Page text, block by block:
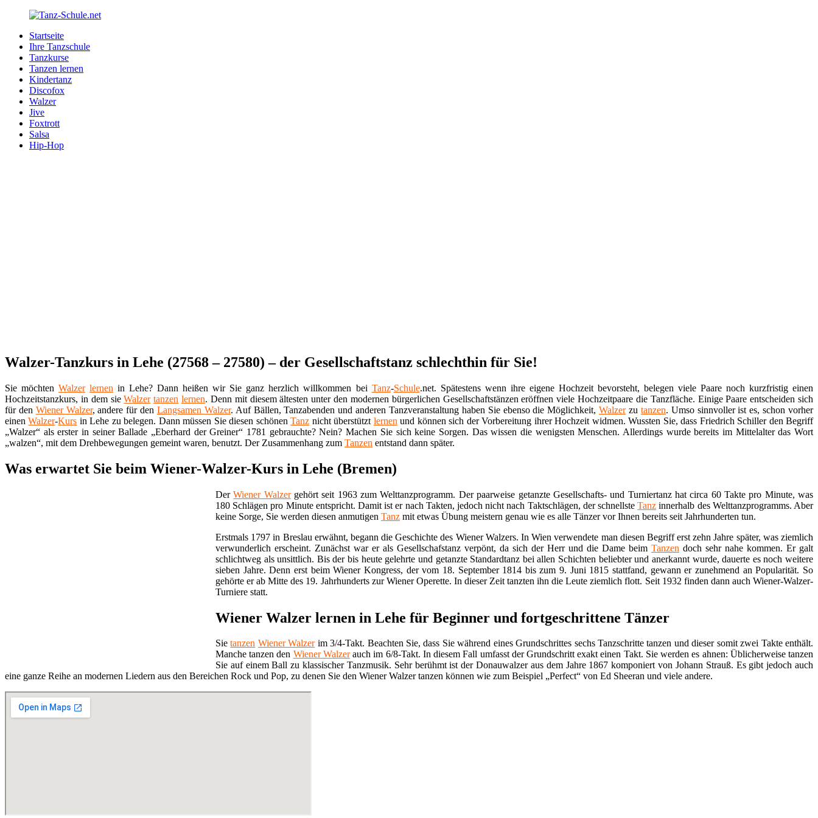
Zurück
Inhalt
Tanz-
Schule.net
Ihre
Tanzschule
Internet
Startseite
Ihre Tanzschule
Tanzkurse
Tanzen lernen
Kindertanz
Discofox
Walzer
Jive
Foxtrott
Salsa
Hip-Hop
Walzer-Tanzkurs in Lehe (27568 – 27580) – der Gesellschaftstanz schlechthin für Sie!
Sie möchtenWalzer lernen in Lehe? Dann heißen wir Sie ganz herzlich willkommen bei Tanz-Schule.net. Spätestens wenn ihre eigene Hochzeit bevorsteht, belegen viele Paare noch kurzfristig einen
Hochzeitstanzkurs, in dem sieWalzer tanzen lernen. Denn mit diesem ältesten unter den modernen bürgerlichen Gesellschaftstänzen eröffnen viele Hochzeitpaare die Tanzfläche. Einige Paare entscheiden sich
für den Wiener Walzer, andere für denLangsamen Walzer. Auf Bällen, Tanzabenden und anderen Tanzveranstaltung haben Sie ebenso die Möglichkeit,Walzerzu tanzen. Umso sinnvoller ist es, schon vorher
einenWalzer-Kurs in Lehe zu belegen. Dann müssen Sie diesen schönenTanz nicht überstützt lernen und können sich der Vorbereitung ihrer Hochzeit widmen. Wussten Sie, dass Friedrich Schiller den Begriff
„Walzer“ als erster in seiner Ballade „Eberhard der Greiner“ 1781 gebrauchte? Nein? Machen Sie sich keine Sorgen. Das wissen die wenigsten Menschen. Allerdings wurde bereits im Mittelalter das Wort
„walzen“, mit dem Drehbewegungen gemeint waren, benutzt. Der Zusammenhang zum Tanzen entstand dann später.
Was erwartet Sie beim Wiener-Walzer-Kurs in Lehe (Bremen)
DerWiener Walzergehört seit 1963 zum Welttanzprogramm. Der paarweise getanzte Gesellschafts- und Turniertanz hat circa 60 Takte pro Minute, was
180 Schlägen pro Minute entspricht. Damit ist er nach Takten, jedoch nicht nach Taktschlägen, der schnellsteTanz innerhalb des Welttanzprogramms. Aber
keine Sorge, Sie werden diesen anmutigen Tanz mit etwas Übung meistern genau wie es alle Tänzer vor Ihnen bereits seit Jahrhunderten tun.
Erstmals 1797 in Breslau erwähnt, begann die Geschichte des Wiener Walzers. In Wien verwendete man diesen Begriff erst zehn Jahre später, was ziemlich
verwunderlich erscheint. Zunächst war er als Gesellschafstanz verpönt, da sich der Herr und die Dame beim Tanzen doch sehr nahe kommen. Er galt
schlichtweg als unsittlich. Bis der bis heute gelehrte und getanzte Standardtanz bei allen Schichten beliebter und anerkannt wurde, dauerte es noch weitere
sieben Jahre. Denn erst beim Wiener Kongress, der vom 18. September 1814 bis zum 9. Juni 1815 stattfand, gewann er zunehmend an Popularität. So
gehörte er ab Mitte des 19. Jahrhunderts zur Wiener Operette. In dieser Zeit tanzten ihn die Leute ziemlich flott. Seit 1932 finden dann auch Wiener-Walzer-
Turniere statt.
Wiener Walzer lernen in Lehe für Beginner und fortgeschrittene Tänzer
Sietanzen Wiener Walzerim 3/4-Takt. Beachten Sie, dass Sie während eines Grundschrittes sechs Tanzschritte tanzen und dieser somit zwei Takte enthält.
Manche tanzen den Wiener Walzerauch im 6/8-Takt. In diesem Fall umfasst der Grundschritt exakt einen Takt. Sie werden es ahnen: Üblicherweise tanzen
Sie auf einem Ball zu klassischer Tanzmusik. Sehr berühmt ist der Donauwalzer aus dem Jahre 1867 komponiert von Johann Strauß. Es gibt jedoch auch
eine ganze Reihe an modernen Liedern aus den Bereichen Rock und Pop, zu denen Sie den Wiener Walzer tanzen können wie zum Beispiel „Perfect“ von Ed Sheeran und viele andere.